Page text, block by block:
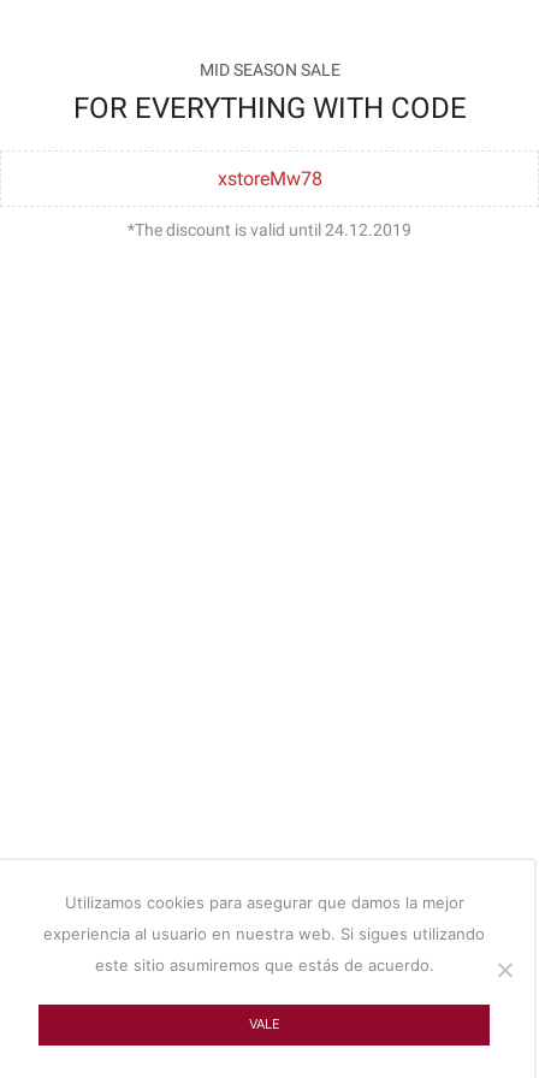
MID SEASON SALE
FOR EVERYTHING WITH CODE
xstoreMw78
*The discount is valid until 24.12.2019
Utilizamos cookies para asegurar que damos la mejor
experiencia al usuario en nuestra web. Si sigues utilizando
este sitio asumiremos que estás de acuerdo.
VALE